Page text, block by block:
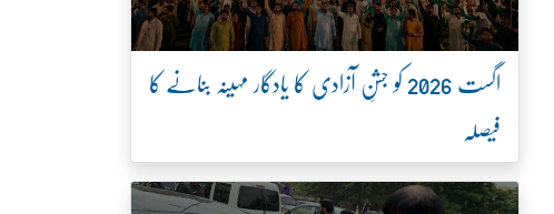
اگست 2026 کو جشنِ آزادی کا یادگار مہینہ بنانے کا
فیصلہ